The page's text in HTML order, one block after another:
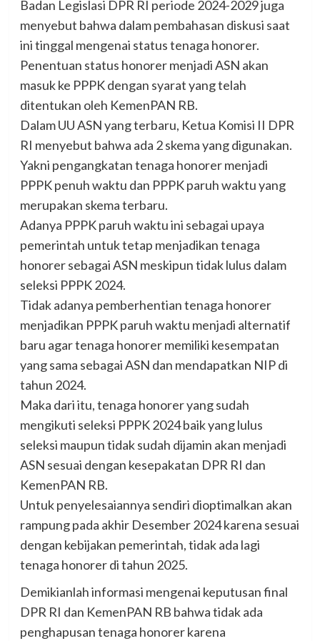
Badan Legislasi DPR RI periode 2024-2029 juga
menyebut bahwa dalam pembahasan diskusi saat
ini tinggal mengenai status tenaga honorer.
Penentuan status honorer menjadi ASN akan
masuk ke PPPK dengan syarat yang telah
ditentukan oleh KemenPAN RB.
Dalam UU ASN yang terbaru, Ketua Komisi II DPR
RI menyebut bahwa ada 2 skema yang digunakan.
Yakni pengangkatan tenaga honorer menjadi
PPPK penuh waktu dan PPPK paruh waktu yang
merupakan skema terbaru.
Adanya PPPK paruh waktu ini sebagai upaya
pemerintah untuk tetap menjadikan tenaga
honorer sebagai ASN meskipun tidak lulus dalam
seleksi PPPK 2024.
Tidak adanya pemberhentian tenaga honorer
menjadikan PPPK paruh waktu menjadi alternatif
baru agar tenaga honorer memiliki kesempatan
yang sama sebagai ASN dan mendapatkan NIP di
tahun 2024.
Maka dari itu, tenaga honorer yang sudah
mengikuti seleksi PPPK 2024 baik yang lulus
seleksi maupun tidak sudah dijamin akan menjadi
ASN sesuai dengan kesepakatan DPR RI dan
KemenPAN RB.
Untuk penyelesaiannya sendiri dioptimalkan akan
rampung pada akhir Desember 2024 karena sesuai
dengan kebijakan pemerintah, tidak ada lagi
tenaga honorer di tahun 2025.
Demikianlah informasi mengenai keputusan final
DPR RI dan KemenPAN RB bahwa tidak ada
penghapusan tenaga honorer karena